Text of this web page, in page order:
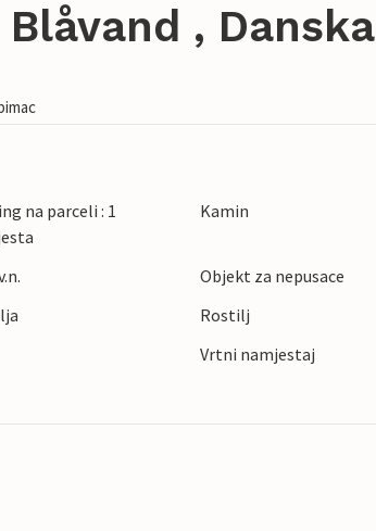
, Danska
na parceli : 1
Kamin
Objekt za nepusace
Rostilj
Vrtni namjestaj